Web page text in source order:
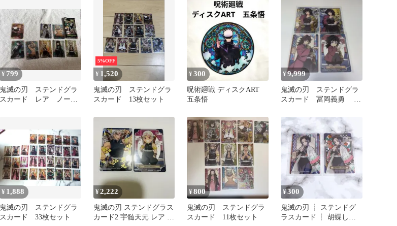
¥ 799
鬼滅の刃 ステンドグラ
スカード レア ノーマ
5%OFF
¥ 1,520
鬼滅の刃 ステンドグラ
スカード 13枚セット
¥300
呪術廻戦 ディスクART
五条悟
¥9,999
鬼滅の刃 ステンドグラ
スカード 冨岡義勇 箔
¥ 1,888
鬼滅の刃 ステンドグラ
スカード 33枚セット
¥2,222
鬼滅の刃 ステンドグラス
カード2 宇髄天元 レア 箔
¥800
鬼滅の刃 ステンドグラ
スカード 11枚セット
¥300
鬼滅の刃 ┊ ステンドグ
ラスカード ┊ 胡蝶しの